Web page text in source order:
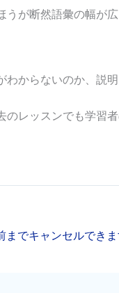
が断然語彙の幅が
からないのか、説
レッスンでも学習